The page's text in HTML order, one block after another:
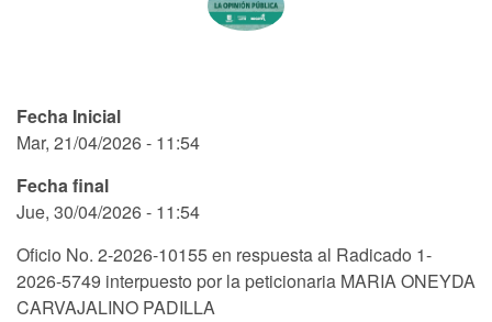
Fecha Inicial
Mar, 21/04/2026 - 11:54
Fecha final
Jue, 30/04/2026 - 11:54
Oficio No. 2-2026-10155 en respuesta al Radicado 1-
2026-5749 interpuesto por la peticionaria MARIA ONEYDA
CARVAJALINO PADILLA